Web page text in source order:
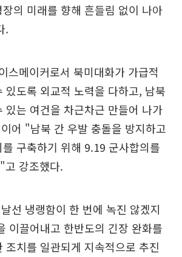
의 미래를 향해 흔들림 없이 나아
.
스메이커로서 북미대화가 가급적
있도록 외교적 노력을 다하고, 남북
있는 여건을 차근차근 만들어 나가
어 "남북 간 우발 충돌을 방지하고
를 구축하기 위해 9.19 군사합의를
고 강조했다.
선 냉랭함이 한 번에 녹진 않겠지
이끌어내고 한반도의 긴장 완화를
조치를 일관되게 지속적으로 추진